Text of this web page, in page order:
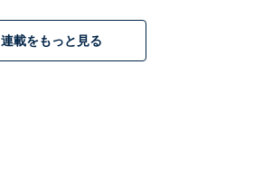
連載をもっと見る